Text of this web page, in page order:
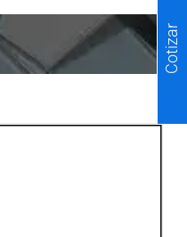
Cotizar